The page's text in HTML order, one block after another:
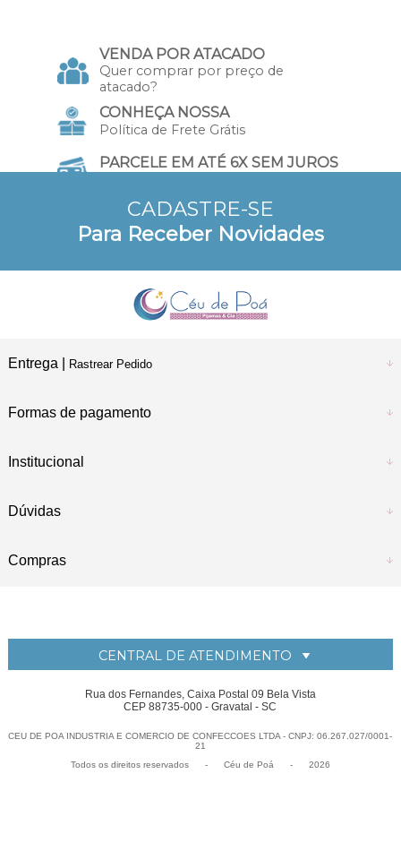
VENDA POR ATACADO
Quer comprar por preço de
atacado?
CONHEÇA NOSSA
Política de Frete Grátis
PARCELE EM ATÉ 6X SEM JUROS
10% DE DESCONTO
a vista no Pix e Boleto
CADASTRE-SE
Para Receber Novidades
Entrega | Rastrear Pedido
Formas de pagamento
Institucional
Dúvidas
Compras
CENTRAL DE ATENDIMENTO
Rua dos Fernandes, Caixa Postal 09 Bela Vista
CEP 88735-000 - Gravatal - SC
CEU DE POA INDUSTRIA E COMERCIO DE CONFECCOES LTDA - CNPJ: 06.267.027/0001-
21
Todos os direitos reservados
- Céu de Po - 2026